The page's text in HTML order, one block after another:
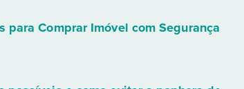
Comprar Imóvel com Segurança